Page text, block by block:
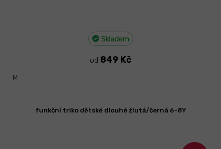
Skladem
od 849 Kč
M
funkční triko dětské dlouhé žlutá/černá 6-8Y